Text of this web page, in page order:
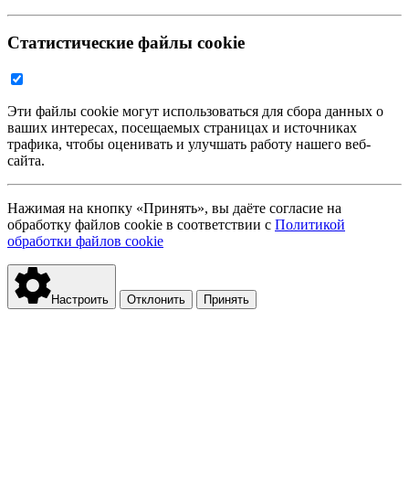
Статистические файлы cookie
Эти файлы cookie могут использоваться для сбора данных о
ваших интересах, посещаемых страницах и источниках
трафика, чтобы оценивать и улучшать работу нашего веб-
сайта.
Нажимая на кнопку «Принять», вы даёте согласие на
обработку файлов cookie в соответствии с Политикой
обработки файлов cookie
Настроить Отклонить Принять